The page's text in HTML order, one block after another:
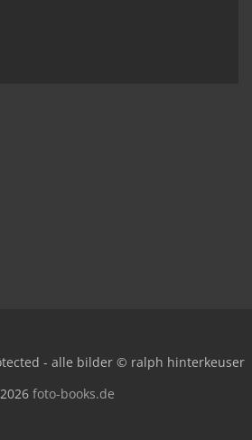
- alle bilder © ralph hinterkeuser
foto-books.de